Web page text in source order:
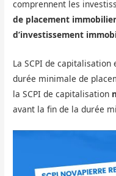
comprennent les
de placement
d’investissement
La SCPI de capitalisation
durée minimale de
la SCPI de capitalisation
avant la fin de la durée